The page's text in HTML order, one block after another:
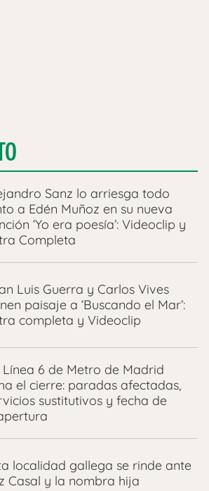
Sanz lo arriesga todo
a Edén Muñoz en su nueva
‘Yo era poesía’: Videoclip y
Completa
Luis Guerra y Carlos Vives
paisaje a ‘Buscando el Mar’:
completa y Videoclip
Línea 6 de Metro de Madrid
el cierre: paradas afectadas,
sustitutivos y fecha de
localidad gallega se rinde ante
Casal y la nombra hija